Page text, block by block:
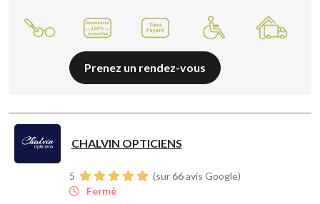
Prenez un rendez-vous
CHALVIN OPTICIENS
5
(sur 66 avis Google)
Fermé